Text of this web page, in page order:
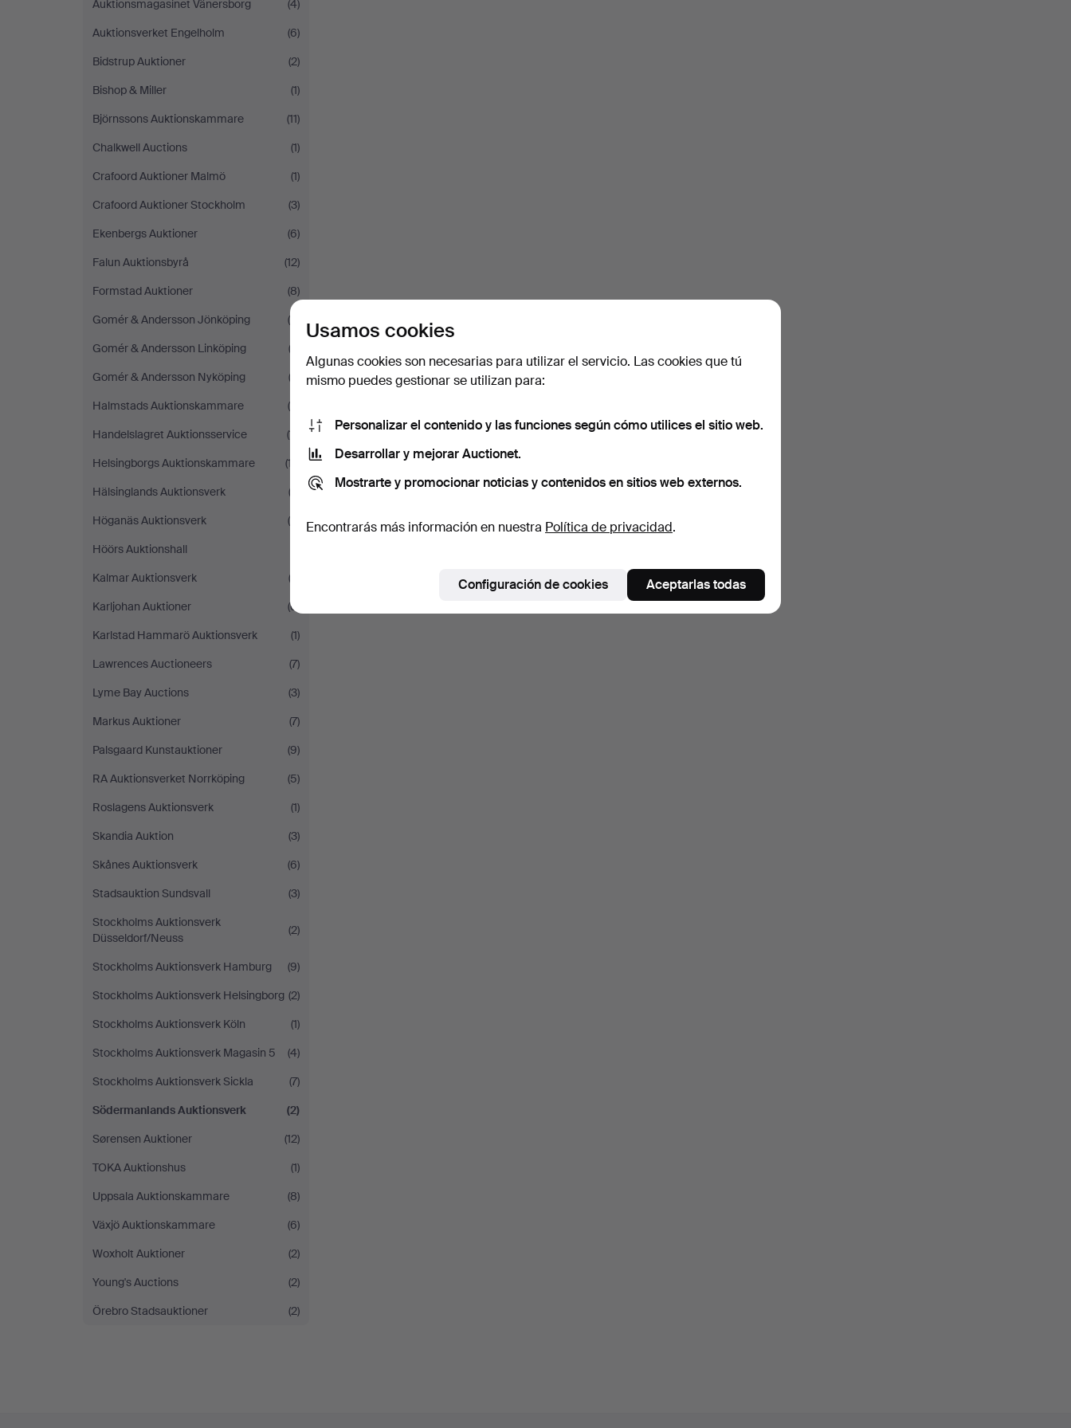
Auktionsmagasinet Vänersborg
(4)
Auktionsverket Engelholm
(6)
Bidstrup Auktioner
(2)
Bishop & Miller
(1)
Björnssons Auktionskammare
(11)
Chalkwell Auctions
(1)
Crafoord Auktioner Malmö
(1)
Crafoord Auktioner Stockholm
(3)
Ekenbergs Auktioner
(6)
Falun Auktionsbyrå
(12)
Formstad Auktioner
(8)
Gomér & Andersson Jönköping
(9)
Gomér & Andersson Linköping
(3)
Gomér & Andersson Nyköping
(3)
Halmstads Auktionskammare
(4)
Handelslagret Auktionsservice
(11)
Helsingborgs Auktionskammare
(17)
Hälsinglands Auktionsverk
(2)
Höganäs Auktionsverk
(5)
Höörs Auktionshall
Kalmar Auktionsverk
(3)
Karljohan Auktioner
(6)
Karlstad Hammarö Auktionsverk
(1)
Lawrences Auctioneers
(7)
Lyme Bay Auctions
(3)
Markus Auktioner
(7)
Palsgaard Kunstauktioner
(9)
RA Auktionsverket Norrköping
(5)
Roslagens Auktionsverk
(1)
Skandia Auktion
(3)
Skånes Auktionsverk
(6)
Stadsauktion Sundsvall
(3)
Stockholms Auktionsverk
Düsseldorf/Neuss
(2)
Stockholms Auktionsverk Hamburg
(9)
Stockholms Auktionsverk Helsingborg (2)
Stockholms Auktionsverk Köln
(1)
Stockholms Auktionsverk Magasin 5
(4)
Stockholms Auktionsverk Sickla
(7)
Södermanlands Auktionsverk
(2)
Sørensen Auktioner
(12)
TOKA Auktionshus
(1)
Uppsala Auktionskammare
(8)
Växjö Auktionskammare
(6)
Woxholt Auktioner
(2)
Young's Auctions
(2)
Örebro Stadsauktioner
(2)
Usamos cookies
Algunas cookies son necesarias para utilizar el servicio. Las cookies que tú
mismo puedes gestionar se utilizan para:
Personalizar el contenido y las funciones según cómo utilices el sitio web.
Desarrollar y mejorar Auctionet.
Mostrarte y promocionar noticias y contenidos en sitios web externos.
Encontrarás más información en nuestra Política de privacidad.
Configuración de cookies Aceptarlas todas